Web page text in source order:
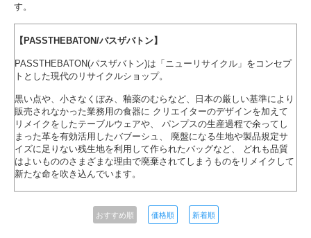
す。
【PASSTHEBATON/パスザバトン】
PASSTHEBATON(パスザバトン)は「ニューリサイクル」をコンセプ
トとした現代のリサイクルショップ。
黒い点や、小さなくぼみ、釉薬のむらなど、日本の厳しい基準により
販売されなかった業務用の食器に クリエイターのデザインを加えて
リメイクをしたテーブルウェアや、 パンプスの生産過程で余ってし
まった革を有効活用したバブーシュ、 廃盤になる生地や製品規定サ
イズに足りない残生地を利用して作られたバッグなど、 どれも品質
はよいもののさまざまな理由で廃棄されてしまうものをリメイクして
新たな命を吹き込んでいます。
おすすめ順 価格順 新着順